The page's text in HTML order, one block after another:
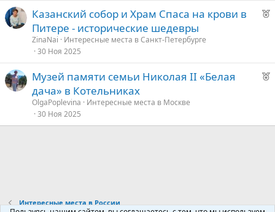
Р
е
е
Казанский собор и Храм Спаса на крови в
Питере - исторические шедевры
ZinaNai
Интересные места в Санкт-Петербурге
30 Ноя 2025
Р
Музей памяти семьи Николая II «Белая
дача» в Котельниках
OlgaPoplevina
Интересные места в Москве
30 Ноя 2025
Интересные места в России